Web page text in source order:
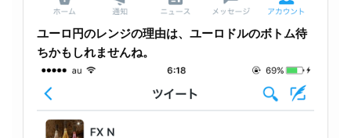
ユーロ円のレンジの理由は、ユーロドルのボトム待
ちかもしれませんね。